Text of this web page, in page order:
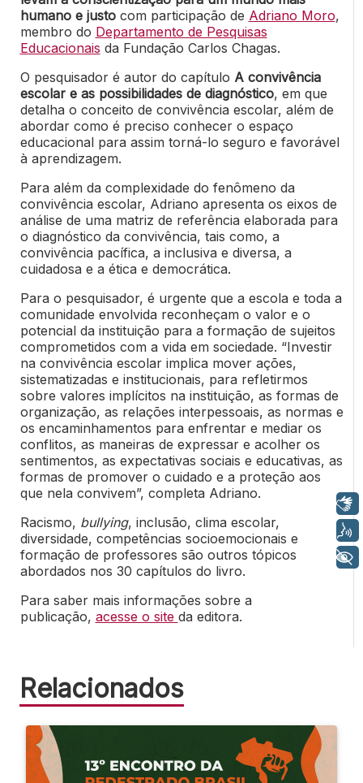
humano e justo com participação de Adriano Moro,
membro do Departamento de Pesquisas
Educacionais da Fundação Carlos Chagas.
O pesquisador é autor do capítulo A convivência
escolar e as possibilidades de diagnóstico, em que
detalha o conceito de convivência escolar, além de
abordar como é preciso conhecer o espaço
educacional para assim torná-lo seguro e favorável
à aprendizagem.
Para além da complexidade do fenômeno da
convivência escolar, Adriano apresenta os eixos de
análise de uma matriz de referência elaborada para
o diagnóstico da convivência, tais como, a
convivência pacífica, a inclusiva e diversa, a
cuidadosa e a ética e democrática.
Para o pesquisador, é urgente que a escola e toda a
comunidade envolvida reconheçam o valor e o
potencial da instituição para a formação de sujeitos
comprometidos com a vida em sociedade. “Investir
na convivência escolar implica mover ações,
sistematizadas e institucionais, para refletirmos
sobre valores implícitos na instituição, as formas de
organização, as relações interpessoais, as normas e
os encaminhamentos para enfrentar e mediar os
conflitos, as maneiras de expressar e acolher os
sentimentos, as expectativas sociais e educativas, as
formas de promover o cuidado e a proteção aos
que nela convivem”, completa Adriano.
Racismo, bullying, inclusão, clima escolar,
diversidade, competências socioemocionais e
formação de professores são outros tópicos
abordados nos 30 capítulos do livro.
Para saber mais informações sobre a
publicação, acesse o site da editora.
Relacionados
+ Acessibilidade